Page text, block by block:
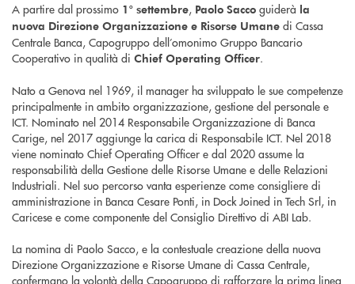
A partire dal prossimo 1° settembre, Paolo Sacco guiderà la
nuova Direzione Organizzazione e Risorse Umane di Cassa
Centrale Banca, Capogruppo dell’omonimo Gruppo Bancario
Cooperativo in qualità di Chief Operating Officer.
Nato a Genova nel 1969, il manager ha sviluppato le sue competenze
principalmente in ambito organizzazione, gestione del personale e
ICT. Nominato nel 2014 Responsabile Organizzazione di Banca
Carige, nel 2017 aggiunge la carica di Responsabile ICT. Nel 2018
viene nominato Chief Operating Officer e dal 2020 assume la
responsabilità della Gestione delle Risorse Umane e delle Relazioni
Industriali. Nel suo percorso vanta esperienze come consigliere di
amministrazione in Banca Cesare Ponti, in Dock Joined in Tech Srl, in
Caricese e come componente del Consiglio Direttivo di ABI Lab.
La nomina di Paolo Sacco, e la contestuale creazione della nuova
Direzione Organizzazione e Risorse Umane di Cassa Centrale,
confermano la volontà della Capogruppo di rafforzare la prima linea